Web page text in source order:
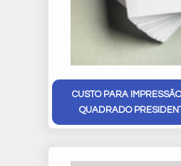
CUSTO PARA
QUADRADO